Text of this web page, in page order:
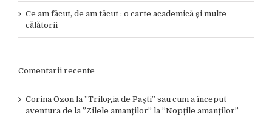
Ce am făcut, de am tăcut : o carte academică și multe
călătorii
Comentarii recente
Corina Ozon la ”Trilogia de Paști” sau cum a început
aventura de la ”Zilele amanților” la ”Nopțile amanților”